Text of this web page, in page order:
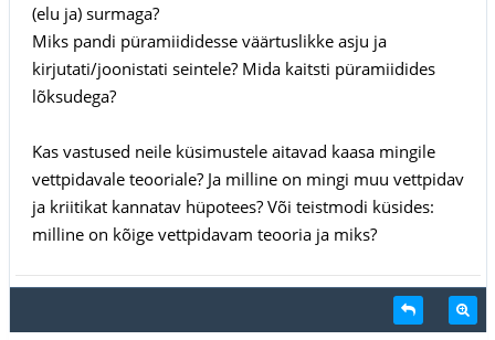
(elu ja) surmaga?
Miks pandi püramiididesse väärtuslikke asju ja
kirjutati/joonistati seintele? Mida kaitsti püramiidides
lõksudega?
Kas vastused neile küsimustele aitavad kaasa mingile
vettpidavale teooriale? Ja milline on mingi muu vettpidav
ja kriitikat kannatav hüpotees? Või teistmodi küsides:
milline on kõige vettpidavam teooria ja miks?